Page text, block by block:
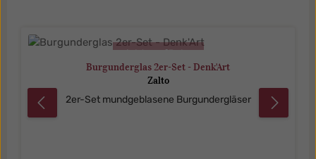
Produktgalerie überspringen
nicht verfügbar
Burgunderglas 2er-Set - Denk'Art
Zalto
2er-Set mundgeblasene Burgundergläser